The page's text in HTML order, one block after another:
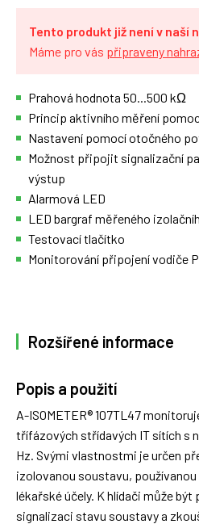
Tento produkt již není v naší
Máme pro vás připraveny
Prahová hodnota 50...500 kΩ
Princip aktivního měření
Nastavení pomocí otočného
Možnost připojit signalizační
výstup
Alarmová LED
LED bargraf měřeného
Testovací tlačítko
Monitorování připojení vodiče
Rozšířené informace
Popis a použití
A-ISOMETER® 107TL47
třífázových střídavých IT sítích s
Hz. Svými vlastnostmi je určen
izolovanou soustavu,
lékařské účely. K hlídači může
signalizaci stavu soustavy a